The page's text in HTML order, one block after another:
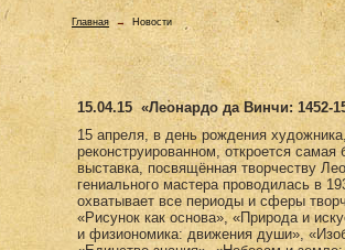
Главная→ Новости
15.04.15 «Леонардо да Винчи: 1452-
15 апреля, в день рождения
реконструированном, откроется
выставка, посвящённая творчеству
гениального мастера проводилась в
охватывает все периоды и сферы
«Рисунок как основа», «Природа и
и физиономика: движения души»,